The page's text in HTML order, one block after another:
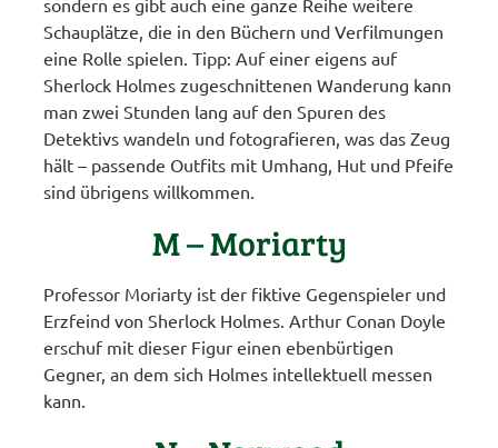
sondern es gibt auch eine ganze Reihe weitere
Schauplätze, die in den Büchern und Verfilmungen
eine Rolle spielen. Tipp: Auf einer eigens auf
Sherlock Holmes zugeschnittenen Wanderung kann
man zwei Stunden lang auf den Spuren des
Detektivs wandeln und fotografieren, was das Zeug
hält – passende Outfits mit Umhang, Hut und Pfeife
sind übrigens willkommen.
M – Moriarty
Professor Moriarty ist der fiktive Gegenspieler und
Erzfeind von Sherlock Holmes. Arthur Conan Doyle
erschuf mit dieser Figur einen ebenbürtigen
Gegner, an dem sich Holmes intellektuell messen
kann.